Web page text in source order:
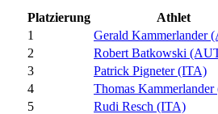
Platzierung
Athlet
1
Gerald Kammerlander
2
Robert Batkowski
3
Patrick Pigneter (ITA)
4
Thomas
5
Rudi Resch (ITA)